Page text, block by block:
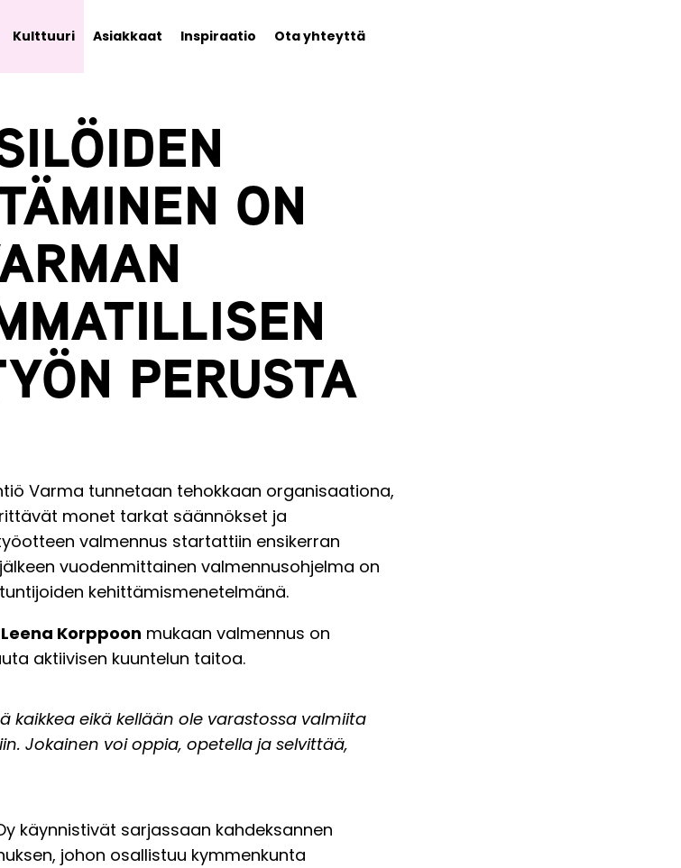
Kulttuuri Asiakkaat Inspiraatio Ota yhteyttä
ON
PERUSTA
Varma tunnetaan tehokkaan organisaationa,
monet tarkat säännökset ja
valmennus startattiin ensikerran
vuodenmittainen valmennusohjelma on
kehittämismenetelmänä.
Leena Korppoon mukaan valmennus on
aktiivisen kuuntelun taitoa.
kaikkea eikä kellään ole varastossa valmiita
Jokainen voi oppia, opetella ja selvittää,
käynnistivät sarjassaan kahdeksannen
johon osallistuu kymmenkunta